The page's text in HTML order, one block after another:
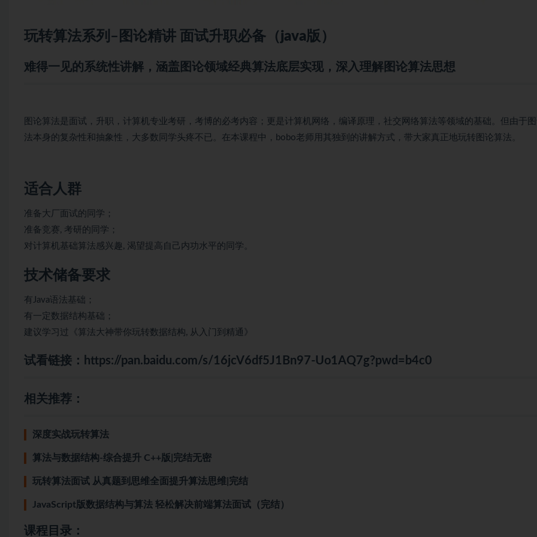
玩转算法系列–图论精讲 面试升职必备（java 版）
难得一见的系统性讲解，涵盖图论领域经典算法底层实现，深入理解图论算法思想
图论算法是面试，升职，计算机专业考研，考博的必考内容；更是计算机网络，编译原理，社交网络算法等领域的基础。但由于
法本身的复杂性和抽象性，大多数同学头疼不已。在本课程中，bobo老师用其独到的讲解方式，带大家真正地玩转图论算法。
适合人群
准备大厂面试的同学；
准备竞赛, 考研的同学；
对计算机基础算法感兴趣, 渴望提高自己内功水平的同学。
技术储备要求
有Java语法基础；
有一定数据结构基础；
建议学习过《算法大神带你玩转数据结构, 从入门到精通》
试看链接： https://pan.baidu.com/s/16jcV6df5J1Bn97-Uo1AQ7g?pwd=b4c0
相关推荐：
深度实战玩转算法
算法与数据结构-综合提升 C++版|完结无密
玩转算法面试 从真题到思维全面提升算法思维|完结
JavaScript版数据结构与算法 轻松解决前端算法面试（完结）
课程目录：